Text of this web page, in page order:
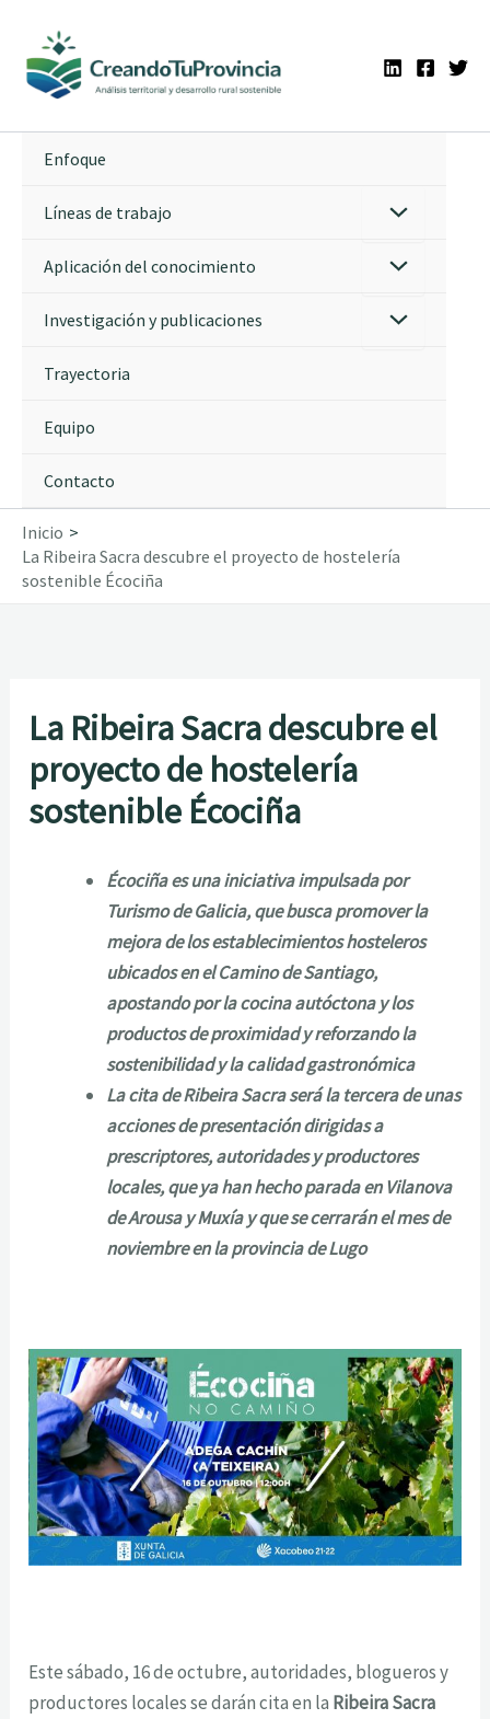
contenido
Enfoque
Líneas de trabajo
Aplicación del conocimiento
Investigación y publicaciones
Trayectoria
Equipo
Contacto
Inicio
La Ribeira Sacra descubre el proyecto de hostelería
sostenible Écociña
La Ribeira Sacra descubre el
proyecto de hostelería
sostenible Écociña
Écociña es una iniciativa impulsada por
Turismo de Galicia, que busca promover la
mejora de los establecimientos hosteleros
ubicados en el Camino de Santiago,
apostando por la cocina autóctona y los
productos de proximidad y reforzando la
sostenibilidad y la calidad gastronómica
La cita de Ribeira Sacra será la tercera de unas
acciones de presentación dirigidas a
prescriptores, autoridades y productores
locales, que ya han hecho parada en Vilanova
de Arousa y Muxía y que se cerrarán el mes de
noviembre en la provincia de Lugo
Este sábado, 16 de octubre, autoridades, blogueros y
productores locales se darán cita en la Ribeira Sacra